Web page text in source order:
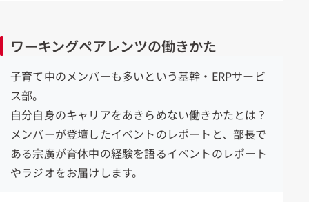
ワーキングペアレンツの働きかた
子育て中のメンバーも多いという基幹・ERPサービ
ス部。
自分自身のキャリアをあきらめない働きかたとは？
メンバーが登壇したイベントのレポートと、部長で
ある宗廣が育休中の経験を語るイベントのレポート
やラジオをお届けします。